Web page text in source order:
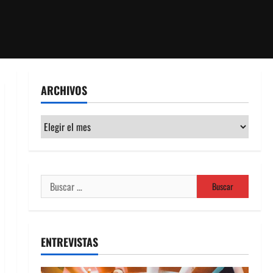
ARCHIVOS
Archivos
Buscar:
ENTREVISTAS